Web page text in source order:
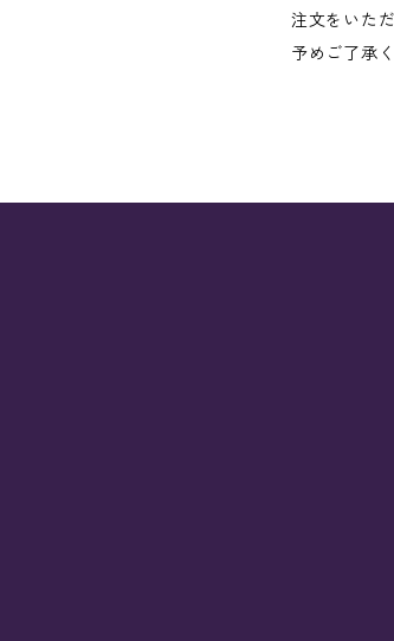
注文をいた
予めご了承